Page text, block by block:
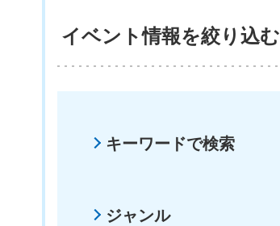
イベント情報を絞り込む
キーワードで検索
ジャンル